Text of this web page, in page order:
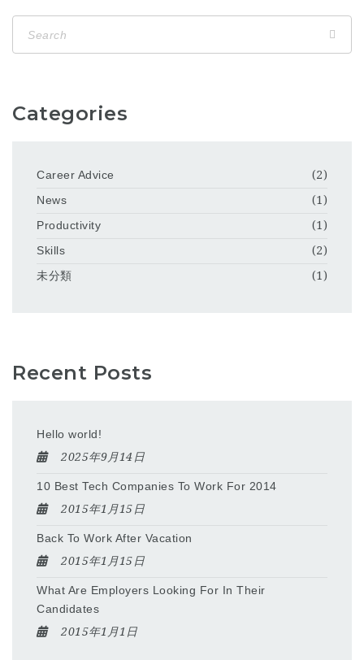
Categories
Career Advice
(2)
News
(1)
Productivity
(1)
Skills
(2)
未分類
(1)
Recent Posts
Hello world!
2025年9月14日
10 Best Tech Companies To Work For 2014
2015年1月15日
Back To Work After Vacation
2015年1月15日
What Are Employers Looking For In Their
Candidates
2015年1月1日